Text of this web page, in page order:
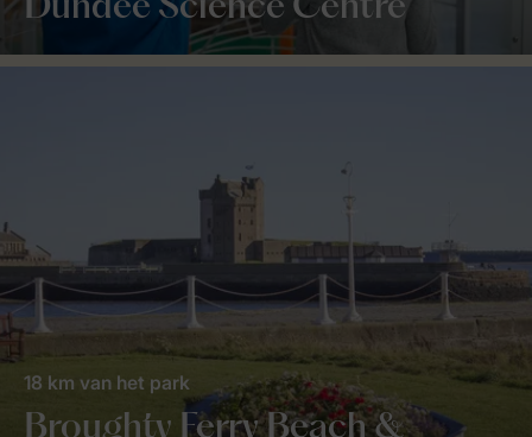
Dundee Science Centre
Broughty Ferry Beach &
18 km van het park